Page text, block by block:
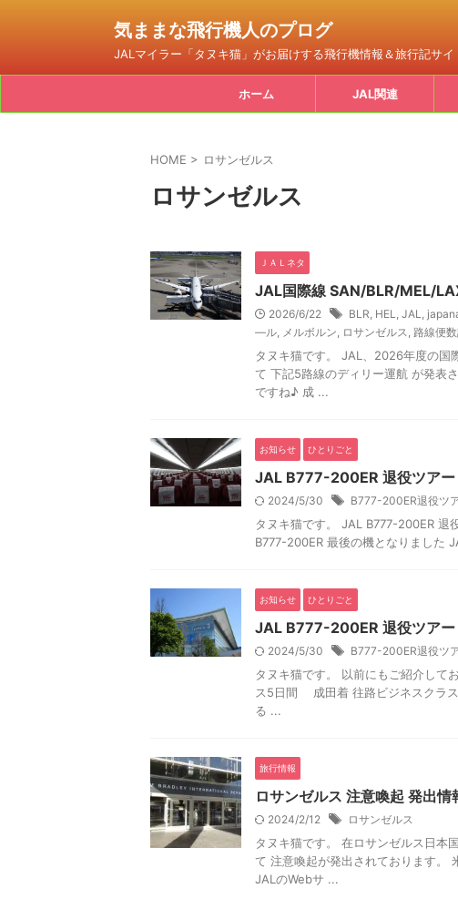
気ままな飛行機人のプログ
JALマイラー「タヌキ猫」がお届けする飛行機情報＆旅行記サイ
ホーム JAL関連
HOME > ロサンゼルス
ロサンゼルス
ＪＡＬネタ
JAL国際線 SAN/BLR/MEL/
2026/6/22 BLR, HEL, JAL,
―ル, メルボルン, ロサンゼルス, 路線便
タヌキ猫です。 JAL、2026年度の国
て 下記5路線のディリー運航 が発表
ですね♪ 成 ...
お知らせ ひとりごと
JAL B777-200ER 退役ツアー
2024/5/30 B777-200ER退役ツ
タヌキ猫です。 JAL B777-200ER 退
B777-200ER 最後の機となりました
お知らせ ひとりごと
JAL B777-200ER 退役ツアー
2024/5/30 B777-200ER退役ツ
タヌキ猫です。 以前にもご紹介して
ス5日間 成田着 往路ビジネスクラ
る ...
旅行情報
ロサンゼルス 注意喚起 発出情
2024/2/12 ロサンゼルス
タヌキ猫です。 在ロサンゼルス日本
て 注意喚起が発出されております。
JALのWebサ ...